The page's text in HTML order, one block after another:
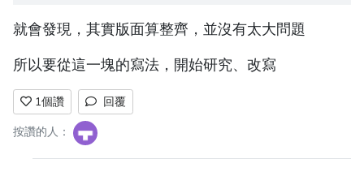
就會發現，其實版面算整齊，並沒有太大問題
所以要從這一塊的寫法，開始研究、改寫
1個讚
回覆
按讚的人：